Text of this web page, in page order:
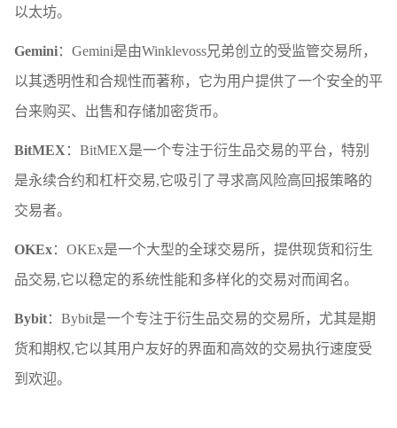
以太坊。
Gemini：Gemini是由Winklevoss兄弟创立的受监管交易所，
以其透明性和合规性而著称，它为用户提供了一个安全的平
台来购买、出售和存储加密货币。
BitMEX ：BitMEX是一个专注于衍生品交易的平台，特别
是永续合约和杠杆交易,它吸引了寻求高风险高回报策略的
交易者。
OKEx：OKEx是一个大型的全球交易所，提供现货和衍生
品交易,它以稳定的系统性能和多样化的交易对而闻名。
Bybit：Bybit是一个专注于衍生品交易的交易所，尤其是期
货和期权,它以其用户友好的界面和高效的交易执行速度受
到欢迎。